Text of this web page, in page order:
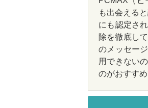
も出会える
にも認定さ
除を徹底し
のメッセー
用できない
のがおすすめ